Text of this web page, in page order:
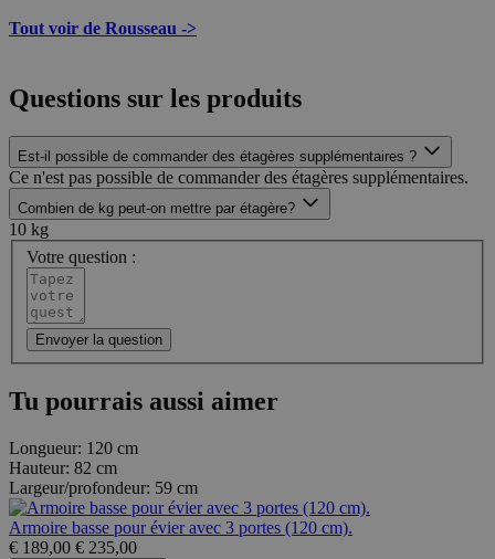
Tout voir de Rousseau ->
Questions sur les produits
Est-il possible de commander des étagères supplémentaires ?
Ce n'est pas possible de commander des étagères supplémentaires.
Combien de kg peut-on mettre par étagère?
10 kg
Votre question :
Envoyer la question
Tu pourrais aussi aimer
Longueur: 120 cm
Hauteur: 82 cm
Largeur/profondeur: 59 cm
Armoire basse pour évier avec 3 portes (120 cm).
€ 189,00 € 235,00